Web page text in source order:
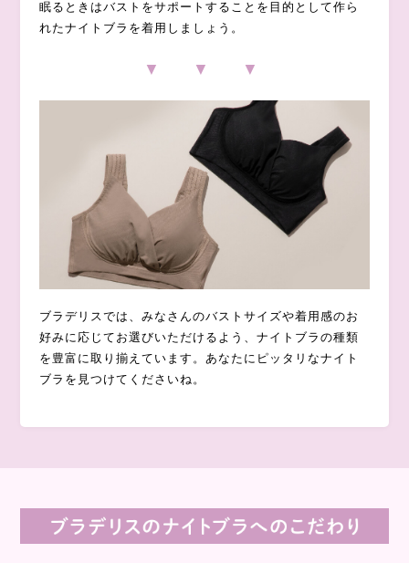
眠るときはバストをサポートすることを目的として作ら
れたナイトブラを着用しましょう。
▼ ▼ ▼
ブラデリスでは、みなさんのバストサイズや着用感のお
好みに応じてお選びいただけるよう、ナイトブラの種類
を豊富に取り揃えています。あなたにピッタリなナイト
ブラを見つけてくださいね。